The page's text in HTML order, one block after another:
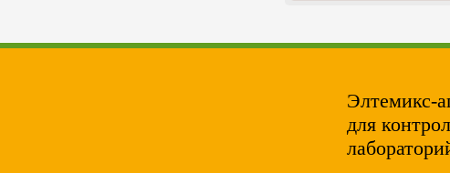
Элтемикс-
для